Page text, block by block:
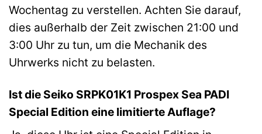
Wochentag zu verstellen. Achten Sie darauf,
dies außerhalb der Zeit zwischen 21:00 und
3:00 Uhr zu tun, um die Mechanik des
Uhrwerks nicht zu belasten.
Ist die Seiko SRPK01K1 Prospex Sea PADI
Special Edition eine limitierte Auflage?